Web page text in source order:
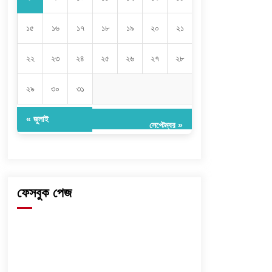
১৫ ১৬ ১৭ ১৮ ১৯ ২০ ২১
২২ ২৩ ২৪ ২৫ ২৬ ২৭ ২৮
২৯ ৩০ ৩১
« জুলাই
সেপ্টেম্বর »
ফেসবুক পেজ